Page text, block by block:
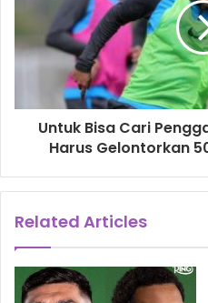
Untuk Bisa Cari
Harus Gelontorkan
Related Articles